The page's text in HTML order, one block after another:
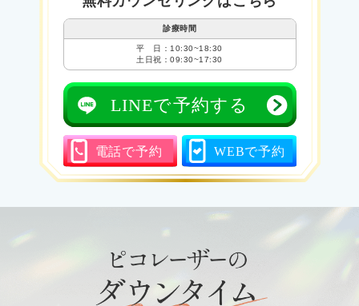
診療時間
平 日：10:30~18:30
土日祝：09:30~17:30
LINEで予約する
電話で予約 WEBで予約